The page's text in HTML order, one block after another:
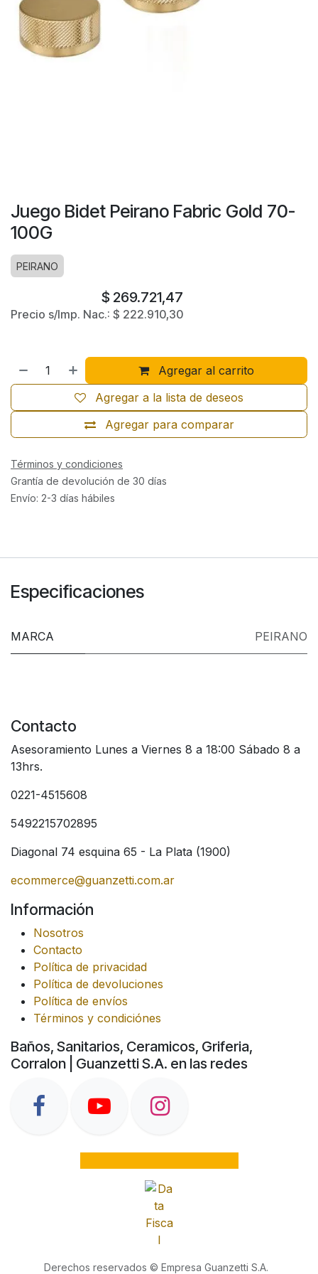
Juego Bidet Peirano Fabric Gold 70-
100G
PEIRANO
$ 269.721,47
Precio s/Imp. Nac.: $ 222.910,30
Agregar al carrito
Agregar para comparar
Agregar a la lista de deseos
Términos y condiciones
Grantía de devolución de 30 días
Envío: 2-3 días hábiles
Especificaciones
MARCA PEIRANO
Contacto
Asesoramiento Lunes a Viernes 8 a 18:00 Sábado 8 a
13hrs.
0221-4515608
5492215702895
Diagonal 74 esquina 65 - La Plata (1900)
ecommerce@guanzetti.com.ar
Información
Nosotros
Contacto
Política de privacidad
Política de devoluciones
Política de envíos
Términos y condiciónes
Baños, Sanitarios, Ceramicos, Griferia,
Corralon | Guanzetti S.A. en las redes
Derechos reservados © Empresa Guanzetti S.A.